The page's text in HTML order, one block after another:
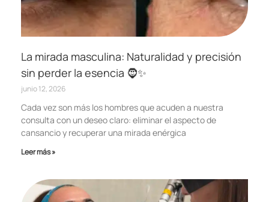
La mirada masculina: Naturalidad y precisión
sin perder la esencia 🧔✨
junio 12, 2026
Cada vez son más los hombres que acuden a nuestra
consulta con un deseo claro: eliminar el aspecto de
cansancio y recuperar una mirada enérgica
Leer más »